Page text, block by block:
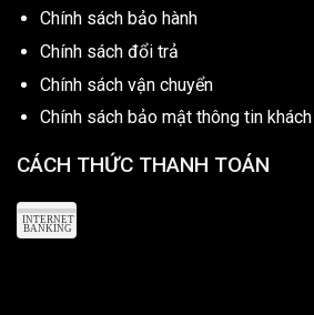
Chính sách bảo hành
Chính sách đổi trả
Chính sách vận chuyển
Chính sách bảo mật thông tin
CÁCH THỨC THANH TOÁN